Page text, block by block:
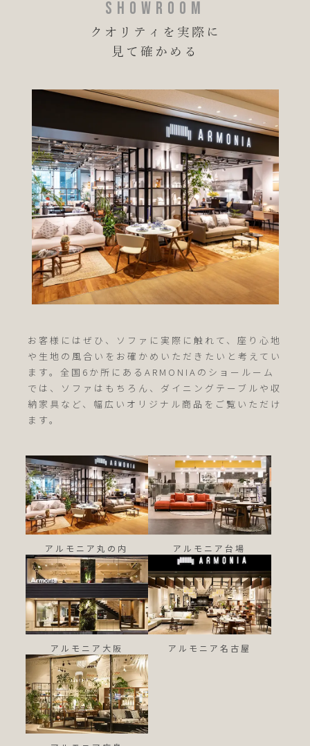
SHOWROOM
クオリティを実際に
見て確かめる
お客様にはぜひ、ソファに実際に触れて、座り心地
や生地の風合いをお確かめいただきたいと考えてい
ます。全国6か所にあるARMONIAのショールーム
では、ソファはもちろん、ダイニングテーブルや収
納家具など、幅広いオリジナル商品をご覧いただけ
ます。
アルモニア丸の内 アルモニア台場
アルモニア大阪 アルモニア名古屋